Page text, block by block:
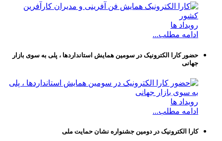
رویداد ها
ادامه مطلب...
حضور کارا الکترونیک در سومین همایش استانداردها ، پلی به سوی بازار
جهانی
رویداد ها
ادامه مطلب...
کارا الکترونیک در دومین جشنواره نشان حمایت ملی